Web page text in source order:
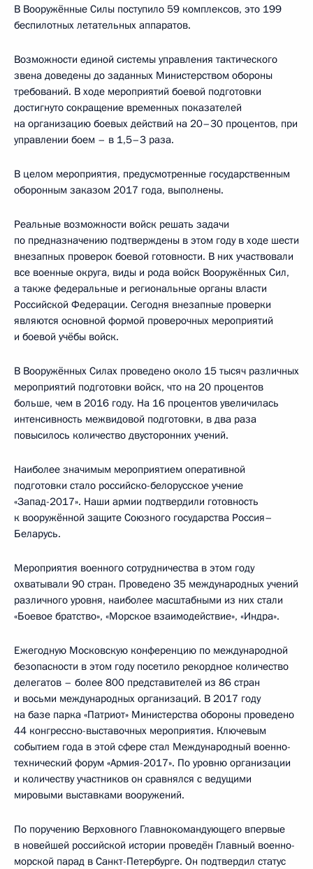
В Вооружённые Силы поступило 59 комплексов, это 199
беспилотных летательных аппаратов.
Возможности единой системы управления тактического
звена доведены до заданных Министерством обороны
требований. В ходе мероприятий боевой подготовки
достигнуто сокращение временных показателей
на организацию боевых действий на 20–30 процентов, при
управлении боем – в 1,5–3 раза.
В целом мероприятия, предусмотренные государственным
оборонным заказом 2017 года, выполнены.
Реальные возможности войск решать задачи
по предназначению подтверждены в этом году в ходе шести
внезапных проверок боевой готовности. В них участвовали
все военные округа, виды и рода войск Вооружённых Сил,
а также федеральные и региональные органы власти
Российской Федерации. Сегодня внезапные проверки
являются основной формой проверочных мероприятий
и боевой учёбы войск.
В Вооружённых Силах проведено около 15 тысяч различных
мероприятий подготовки войск, что на 20 процентов
больше, чем в 2016 году. На 16 процентов увеличилась
интенсивность межвидовой подготовки, в два раза
повысилось количество двусторонних учений.
Наиболее значимым мероприятием оперативной
подготовки стало российско-белорусское учение
«Запад-2017». Наши армии подтвердили готовность
к вооружённой защите Союзного государства Россия–
Беларусь.
Мероприятия военного сотрудничества в этом году
охватывали 90 стран. Проведено 35 международных учений
различного уровня, наиболее масштабными из них стали
«Боевое братство», «Морское взаимодействие», «Индра».
Ежегодную Московскую конференцию по международной
безопасности в этом году посетило рекордное количество
делегатов – более 800 представителей из 86 стран
и восьми международных организаций. В 2017 году
на базе парка «Патриот» Министерства обороны проведено
44 конгрессно-выставочных мероприятия. Ключевым
событием года в этой сфере стал Международный военно-
технический форум «Армия-2017». По уровню организации
и количеству участников он сравнялся с ведущими
мировыми выставками вооружений.
По поручению Верховного Главнокомандующего впервые
в новейшей российской истории проведён Главный военно-
морской парад в Санкт-Петербурге. Он подтвердил статус